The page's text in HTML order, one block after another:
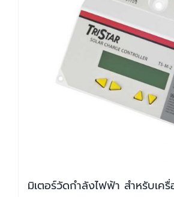
มิเตอร์วัดกำลังไฟฟ้า สำหรับเครื่